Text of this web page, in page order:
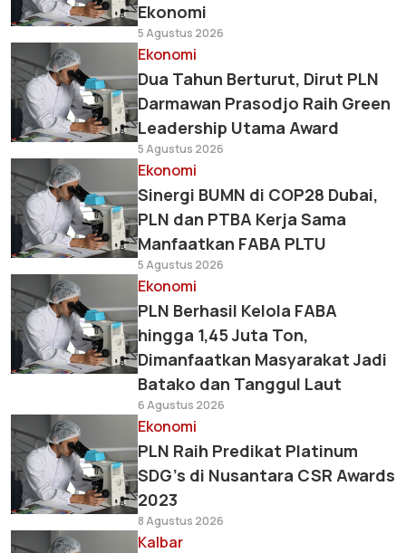
Ekonomi
5 Agustus 2026
Ekonomi
Dua Tahun Berturut, Dirut PLN
Darmawan Prasodjo Raih Green
Leadership Utama Award
5 Agustus 2026
Ekonomi
Sinergi BUMN di COP28 Dubai,
PLN dan PTBA Kerja Sama
Manfaatkan FABA PLTU
5 Agustus 2026
Ekonomi
PLN Berhasil Kelola FABA
hingga 1,45 Juta Ton,
Dimanfaatkan Masyarakat Jadi
Batako dan Tanggul Laut
6 Agustus 2026
Ekonomi
PLN Raih Predikat Platinum
SDG's di Nusantara CSR Awards
2023
8 Agustus 2026
Kalbar